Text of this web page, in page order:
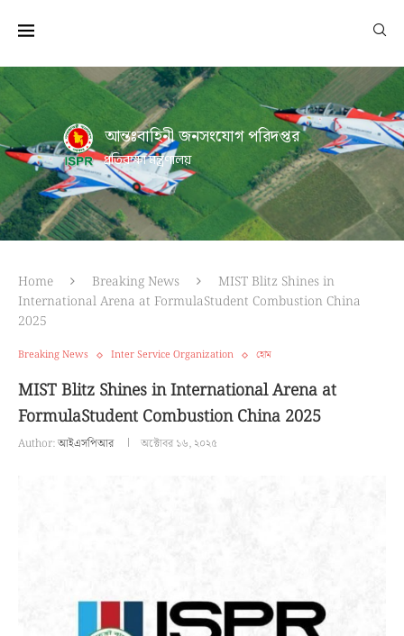
আন্তঃবাহিনী জনসংযোগ পরিদপ্তর
প্রতিরক্ষা মন্ত্রণালয়
Home Breaking News
MIST Blitz Shines in
International Arena at FormulaStudent Combustion China
2025
Breaking News Inter Service Organization হোম
MIST Blitz Shines in International Arena at
FormulaStudent Combustion China 2025
Author:আইএসপিআর অক্টোবর ১৬, ২০২৫